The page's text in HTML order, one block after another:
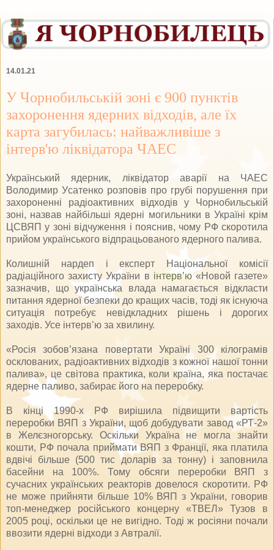
14.01.21
У Чорнобильській зоні є 900 пунктів
захоронення ядерних відходів, але їх
карта загубилась: найважливіше з
інтерв'ю ліквідатора ЧАЕС
Український ядерник, ліквідатор аварії на ЧАЕС
Володимир Уcатенко розповів про грубі порушення при
захороненні радіоактивних відходів у Чорнобильській
зоні, назвав найбільші ядерні могильники в Україні крім
ЦСВЯП у зоні відчуження і пояснив, чому РФ скоротила
прийом українського відпрацьованого ядерного палива.
Колишній нардеп і експерт Національної комісії
радіаційного захисту України в інтерв’ю«Новой газете»
зазначив, що українська влада намагається відкласти
питання ядерної безпеки до кращих часів, тоді як існуюча
ситуація потребує невідкладних рішень і дорогих
заходів. Усе інтерв’ю за хвилину.
«Росія зобов’язана повертати Україні 300 кілограмів
осклованих, радіоактивних відходів з кожної нашої тонни
палива», це світова практика, коли країна, яка постачає
ядерне паливо, забирає його на переробку.
В кінці 1990-х РФ вирішила підвищити вартість
переробки ВЯП з України, щоб добудувати завод «РТ-2»
в Желєзногорську. Оскільки Україна не могла знайти
кошти, РФ почала приймати ВЯП з Франції, яка платила
вдвічі більше (500 тис доларів за тонну) і заповнила
басейни на 100%. Тому обсяги переробки ВЯП з
сучасних українських реакторів довелося скоротити. РФ
не може прийняти більше 10% ВЯП з України, говорив
топ-менеджер російського концерну «ТВЕЛ» Тузов в
2005 році, оскільки це не вигідно. Тоді ж росіяни почали
ввозити ядерні відходи з Автралії.